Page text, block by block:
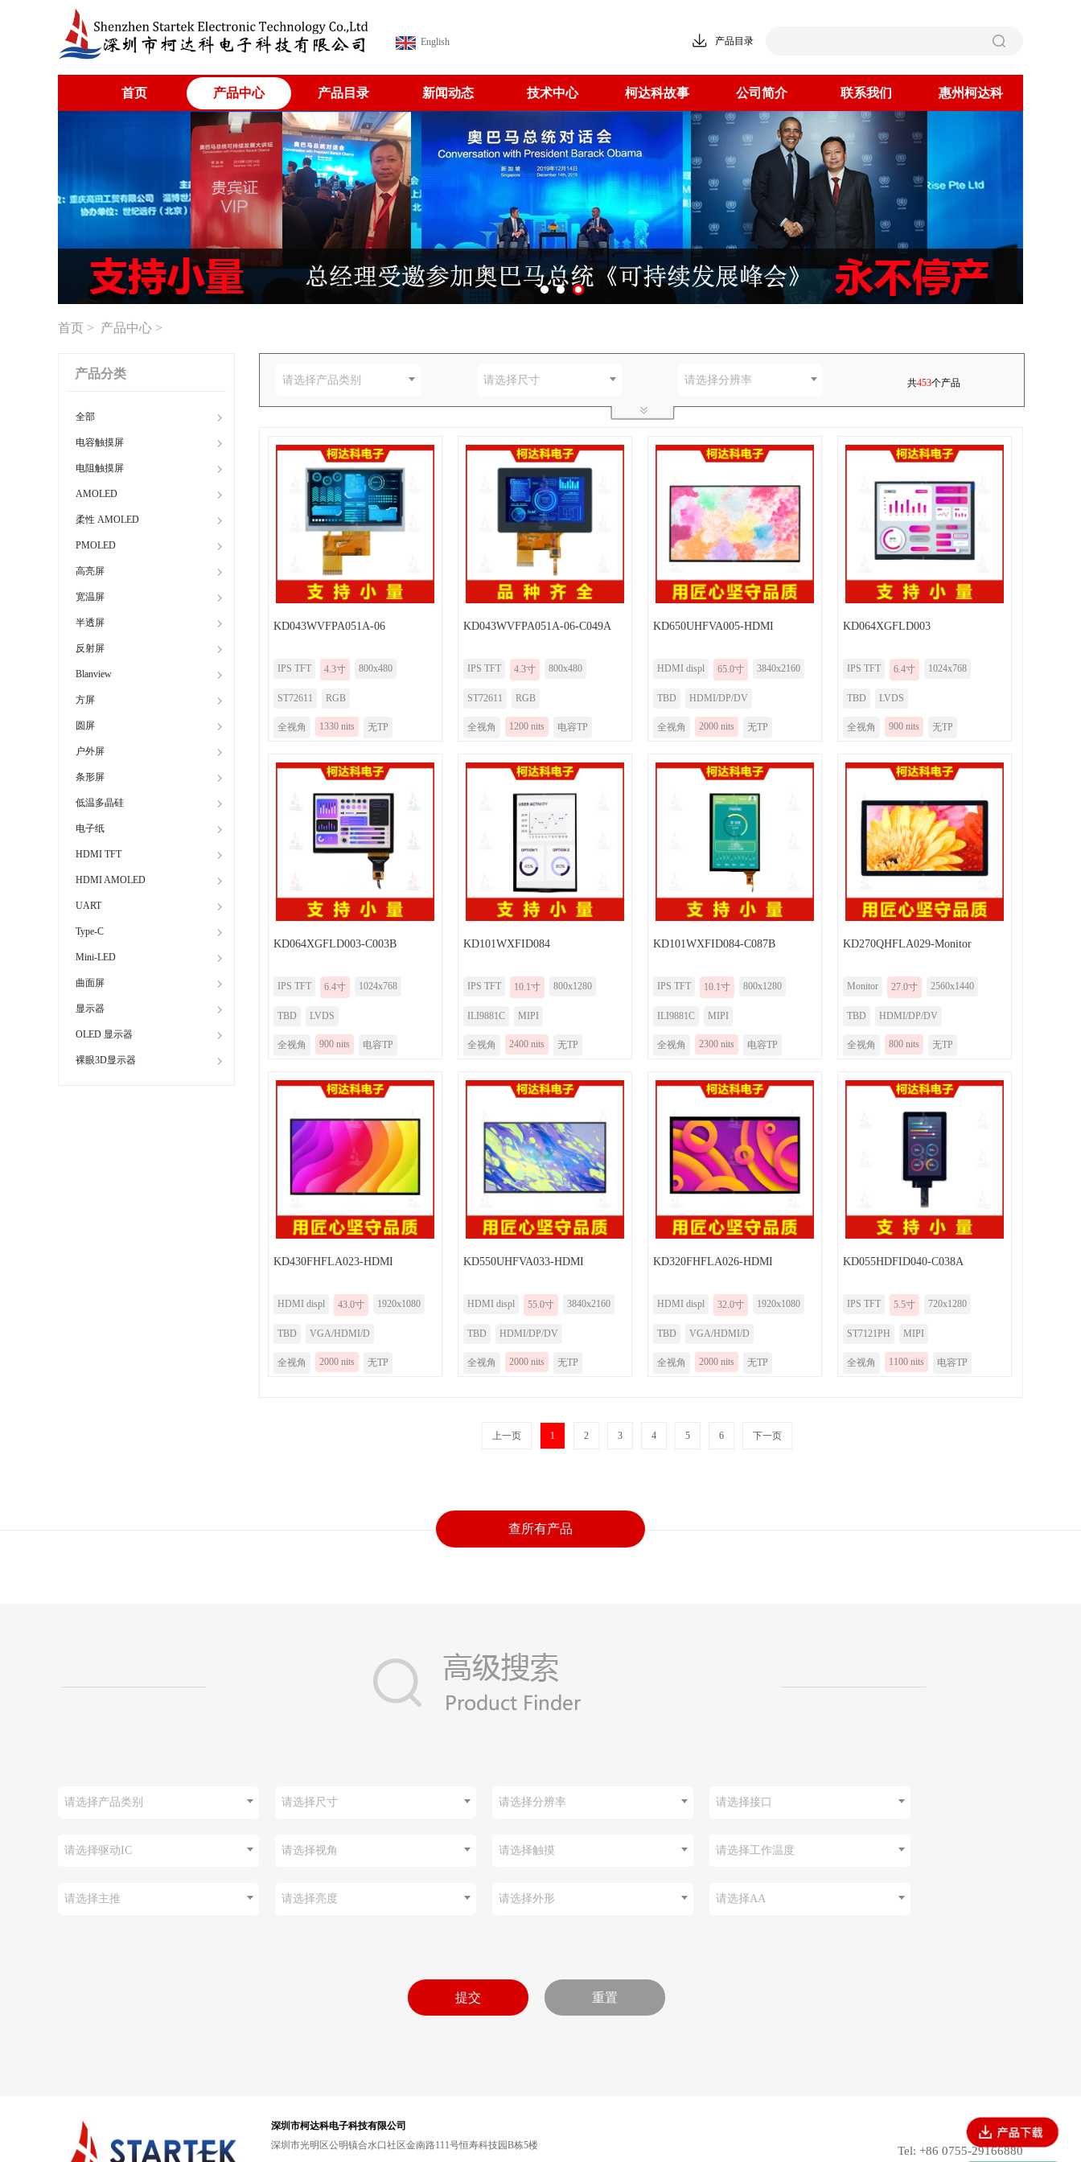
English 产品目录
首页 产品中心 产品目录 新闻动态 技术中心 柯达科故事 公司简介 联系我们 惠州柯达科
首页 > 产品中心 >
产品分类
全部
电容触摸屏
电阻触摸屏
AMOLED
柔性 AMOLED
PMOLED
高亮屏
宽温屏
半透屏
反射屏
Blanview
方屏
圆屏
户外屏
条形屏
低温多晶硅
电子纸
HDMI TFT
HDMI AMOLED
UART
Type-C
Mini-LED
曲面屏
显示器
OLED 显示器
裸眼3D显示器
请选择产品类别 请选择尺寸 请选择分辨率 共453个产品
KD043WVFPA051A-06
IPS TFT 4.3寸 800x480
ST72611 RGB
全视角 1330 nits 无TP
KD043WVFPA051A-06-C049A
IPS TFT 4.3寸 800x480
ST72611 RGB
全视角 1200 nits 电容TP
KD650UHFVA005-HDMI
HDMI displ 65.0寸 3840x2160
TBD HDMI/DP/DV
全视角 2000 nits 无TP
KD064XGFLD003
IPS TFT 6.4寸 1024x768
TBD LVDS
全视角 900 nits 无TP
KD064XGFLD003-C003B
IPS TFT 6.4寸 1024x768
TBD LVDS
全视角 900 nits 电容TP
KD101WXFID084
IPS TFT 10.1寸 800x1280
ILI9881C MIPI
全视角 2400 nits 无TP
KD101WXFID084-C087B
IPS TFT 10.1寸 800x1280
ILI9881C MIPI
全视角 2300 nits 电容TP
KD270QHFLA029-Monitor
Monitor 27.0寸 2560x1440
TBD HDMI/DP/DV
全视角 800 nits 无TP
KD430FHFLA023-HDMI
HDMI displ 43.0寸 1920x1080
TBD VGA/HDMI/D
全视角 2000 nits 无TP
KD550UHFVA033-HDMI
HDMI displ 55.0寸 3840x2160
TBD HDMI/DP/DV
全视角 2000 nits 无TP
KD320FHFLA026-HDMI
HDMI displ 32.0寸 1920x1080
TBD VGA/HDMI/D
全视角 2000 nits 无TP
KD055HDFID040-C038A
IPS TFT 5.5寸 720x1280
ST7121PH MIPI
全视角 1100 nits 电容TP
上一页 1 2 3 4 5 6 下一页
查所有产品
请选择产品类别 请选择尺寸 请选择分辨率 请选择接口
请选择驱动IC 请选择视角 请选择触摸 请选择工作温度
请选择主推 请选择亮度 请选择外形 请选择AA
深圳市柯达科电子科技有限公司
深圳市光明区公明镇合水口社区金南路111号恒寿科技园B栋5楼
Tel: +86 0755-29166880